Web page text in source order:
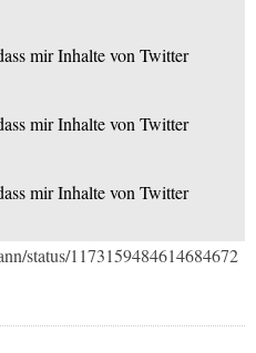
mir Inhalte von Twitter
mir Inhalte von Twitter
mir Inhalte von Twitter
status/1173159484614684672